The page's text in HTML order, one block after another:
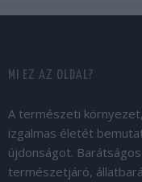
MI EZ AZ OLDAL?
A természeti
izgalmas életét
újdonságot.
természetjáró,